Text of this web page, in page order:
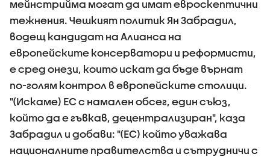
мейнстрийма могат да имат евроскептични
тежнения. Чешкият политик Ян Забрадил,
водещ кандидат на Алианса на
европейските консерватори и реформисти,
е сред онези, които искат да бъде върнат
по-голям контрол в европейските столици.
"(Искаме) ЕС с намален обсег, един съюз,
който да е гъвкав, децентрализиран", каза
Забрадил и добави: "(ЕС) който уважава
националните правителства и сътрудничи с